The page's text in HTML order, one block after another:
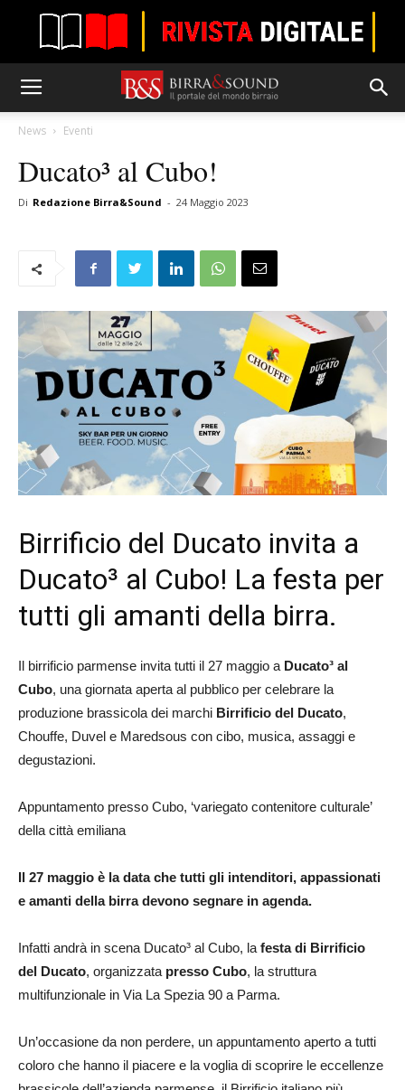
News Eventi
Ducato³ al Cubo!
Di Redazione Birra&Sound - 24 Maggio 2023
Birrificio del Ducato invita a
Ducato³ al Cubo! La festa per
tutti gli amanti della birra.
Il birrificio parmense invita tutti il 27 maggio a Ducato³ al
Cubo, una giornata aperta al pubblico per celebrare la
produzione brassicola dei marchi Birrificio del Ducato,
Chouffe, Duvel e Maredsous con cibo, musica, assaggi e
degustazioni.
Appuntamento presso Cubo, ‘variegato contenitore culturale’
della città emiliana
Il 27 maggio è la data che tutti gli intenditori, appassionati
e amanti della birra devono segnare in agenda.
Infatti andrà in scena Ducato³ al Cubo, la festa di Birrificio
del Ducato, organizzata presso Cubo, la struttura
multifunzionale in Via La Spezia 90 a Parma.
Un’occasione da non perdere, un appuntamento aperto a tutti
coloro che hanno il piacere e la voglia di scoprire le eccellenze